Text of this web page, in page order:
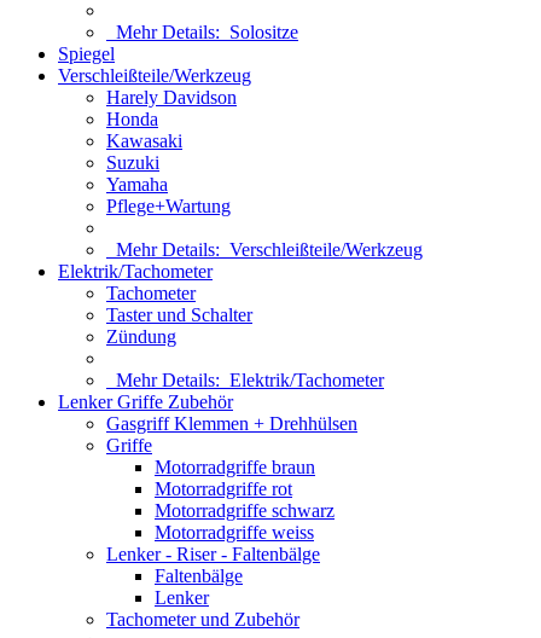
Mehr Details: Solositze
Spiegel
Verschleißteile/Werkzeug
Harely Davidson
Honda
Kawasaki
Suzuki
Yamaha
Pflege+Wartung
Mehr Details: Verschleißteile/Werkzeug
Elektrik/Tachometer
Tachometer
Taster und Schalter
Zündung
Mehr Details: Elektrik/Tachometer
Lenker Griffe Zubehör
Gasgriff Klemmen + Drehhülsen
Griffe
Motorradgriffe braun
Motorradgriffe rot
Motorradgriffe schwarz
Motorradgriffe weiss
Lenker - Riser - Faltenbälge
Faltenbälge
Lenker
Tachometer und Zubehör